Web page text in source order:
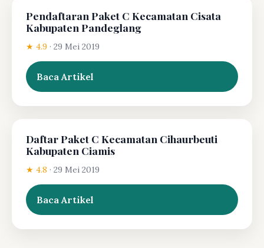
Pendaftaran Paket C Kecamatan Cisata
Kabupaten Pandeglang
★ 4.9 · 29 Mei 2019
Baca Artikel
Daftar Paket C Kecamatan Cihaurbeuti
Kabupaten Ciamis
★ 4.8 · 29 Mei 2019
Baca Artikel